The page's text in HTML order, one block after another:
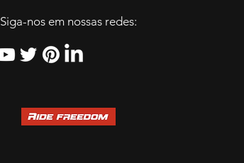
Siga-nos em nossas redes: